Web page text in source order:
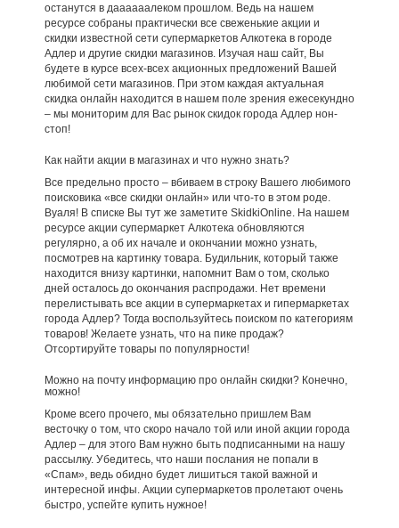
останутся в даааааалеком прошлом. Ведь на нашем
ресурсе собраны практически все свеженькие акции и
скидки известной сети супермаркетов Алкотека в городе
Адлер и другие скидки магазинов. Изучая наш сайт, Вы
будете в курсе всех-всех акционных предложений Вашей
любимой сети магазинов. При этом каждая актуальная
скидка онлайн находится в нашем поле зрения ежесекундно
– мы мониторим для Вас рынок скидок города Адлер нон-
стоп!
Как найти акции в магазинах и что нужно знать?
Все предельно просто – вбиваем в строку Вашего любимого
поисковика «все скидки онлайн» или что-то в этом роде.
Вуаля! В списке Вы тут же заметите SkidkiOnline. На нашем
ресурсе акции супермаркет Алкотека обновляются
регулярно, а об их начале и окончании можно узнать,
посмотрев на картинку товара. Будильник, который также
находится внизу картинки, напомнит Вам о том, сколько
дней осталось до окончания распродажи. Нет времени
перелистывать все акции в супермаркетах и гипермаркетах
города Адлер? Тогда воспользуйтесь поиском по категориям
товаров! Желаете узнать, что на пике продаж?
Отсортируйте товары по популярности!
Можно на почту информацию про онлайн скидки? Конечно,
можно!
Кроме всего прочего, мы обязательно пришлем Вам
весточку о том, что скоро начало той или иной акции города
Адлер – для этого Вам нужно быть подписанными на нашу
рассылку. Убедитесь, что наши послания не попали в
«Спам», ведь обидно будет лишиться такой важной и
интересной инфы. Акции супермаркетов пролетают очень
быстро, успейте купить нужное!